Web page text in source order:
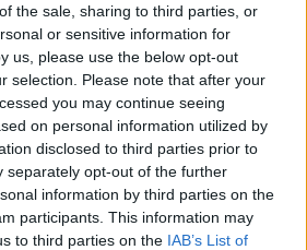
the sale, sharing to third parties, or
or sensitive information for
us, please use the below opt-out
selection. Please note that after your
you may continue seeing
on personal information utilized by
disclosed to third parties prior to
separately opt-out of the further
information by third parties on the
participants. This information may
to third parties on the IAB’s List of
kínos vereség után küldték el a
korábbi sikeredzőjét
VILÁGFOCI
fordulat: A Loki volt edzőjét a
csapatától tehetik ki egy
belül